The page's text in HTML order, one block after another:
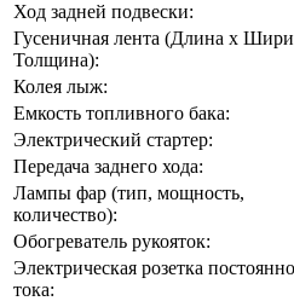
Ход задней подвески:
Гусеничная лента (Длина х
Толщина):
Колея лыж:
Емкость топливного бака:
Электрический стартер:
Передача заднего хода:
Лампы фар (тип, мощность,
количество):
Обогреватель рукояток:
Электрическая розетка
тока: